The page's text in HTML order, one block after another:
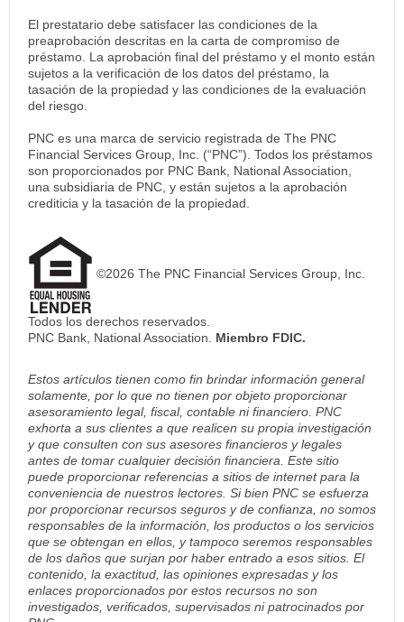
El prestatario debe satisfacer las condiciones de la
preaprobación descritas en la carta de compromiso de
préstamo. La aprobación final del préstamo y el monto están
sujetos a la verificación de los datos del préstamo, la
tasación de la propiedad y las condiciones de la evaluación
del riesgo.
PNC es una marca de servicio registrada de The PNC
Financial Services Group, Inc. (“PNC”). Todos los préstamos
son proporcionados por PNC Bank, National Association,
una subsidiaria de PNC, y están sujetos a la aprobación
crediticia y la tasación de la propiedad.
©2026 The PNC Financial Services Group, Inc.
Todos los derechos reservados.
PNC Bank, National Association. Miembro FDIC.
Estos artículos tienen como fin brindar información general
solamente, por lo que no tienen por objeto proporcionar
asesoramiento legal, fiscal, contable ni financiero. PNC
exhorta a sus clientes a que realicen su propia investigación
y que consulten con sus asesores financieros y legales
antes de tomar cualquier decisión financiera. Este sitio
puede proporcionar referencias a sitios de internet para la
conveniencia de nuestros lectores. Si bien PNC se esfuerza
por proporcionar recursos seguros y de confianza, no somos
responsables de la información, los productos o los servicios
que se obtengan en ellos, y tampoco seremos responsables
de los daños que surjan por haber entrado a esos sitios. El
contenido, la exactitud, las opiniones expresadas y los
enlaces proporcionados por estos recursos no son
investigados, verificados, supervisados ni patrocinados por